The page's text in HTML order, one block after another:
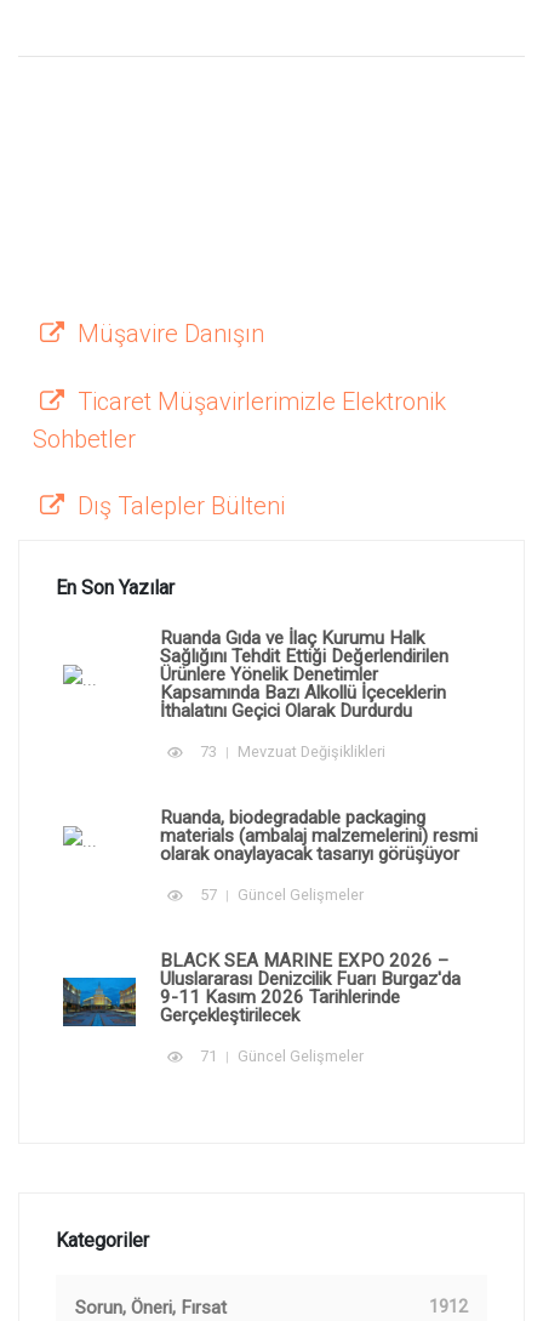
Müşavire Danışın
Ticaret Müşavirlerimizle Elektronik
Sohbetler
Dış Talepler Bülteni
En Son Yazılar
Ruanda Gıda ve İlaç Kurumu Halk
Sağlığını Tehdit Ettiği Değerlendirilen
Ürünlere Yönelik Denetimler
Kapsamında Bazı Alkollü İçeceklerin
İthalatını Geçici Olarak Durdurdu
73 Mevzuat Değişiklikleri
Ruanda, biodegradable packaging
materials (ambalaj malzemelerini) resmi
olarak onaylayacak tasarıyı görüşüyor
57 Güncel Gelişmeler
BLACK SEA MARINE EXPO 2026 –
Uluslararası Denizcilik Fuarı Burgaz'da
9-11 Kasım 2026 Tarihlerinde
Gerçekleştirilecek
71 Güncel Gelişmeler
Kategoriler
Sorun, Öneri, Fırsat 1912